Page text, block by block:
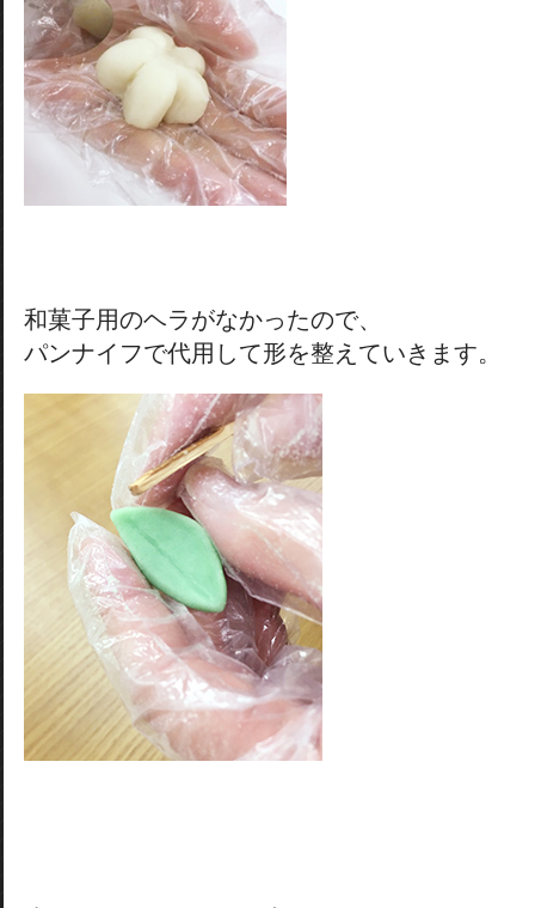
和菓子用のヘラがなかったので、
パンナイフで代用して形を整えていきます。